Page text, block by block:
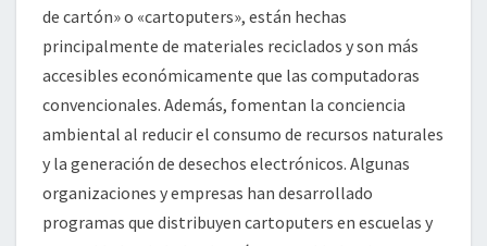
de cartón» o «cartoputers», están hechas
principalmente de materiales reciclados y son más
accesibles económicamente que las computadoras
convencionales. Además, fomentan la conciencia
ambiental al reducir el consumo de recursos naturales
y la generación de desechos electrónicos. Algunas
organizaciones y empresas han desarrollado
programas que distribuyen cartoputers en escuelas y